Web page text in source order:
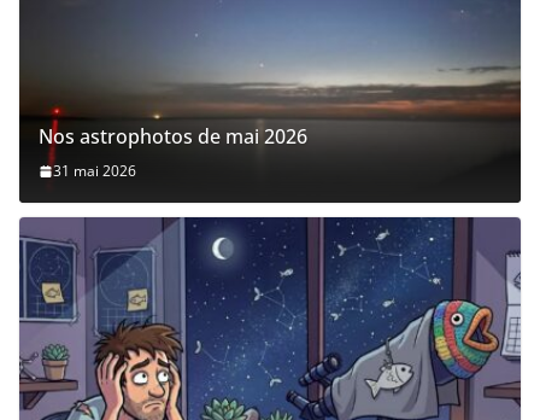
Nos astrophotos de mai 2026
31 mai 2026